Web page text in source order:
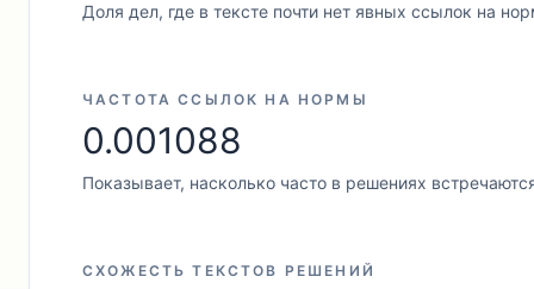
Доля дел, где в тексте почти нет явных ссылок на
ЧАСТОТА ССЫЛОК НА НОРМЫ
0.001088
Показывает, насколько часто в решениях
СХОЖЕСТЬ ТЕКСТОВ РЕШЕНИЙ